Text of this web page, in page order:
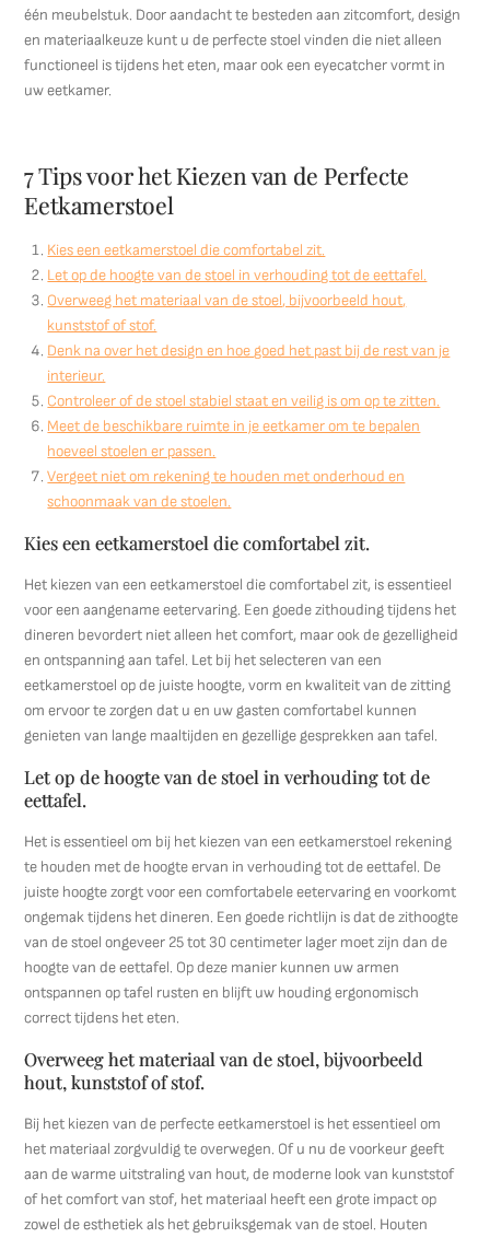
één meubelstuk. Door aandacht te besteden aan zitcomfort, design
en materiaalkeuze kunt u de perfecte stoel vinden die niet alleen
functioneel is tijdens het eten, maar ook een eyecatcher vormt in
uw eetkamer.
7 Tips voor het Kiezen van de Perfecte
Eetkamerstoel
Kies een eetkamerstoel die comfortabel zit.
Let op de hoogte van de stoel in verhouding tot de eettafel.
Overweeg het materiaal van de stoel, bijvoorbeeld hout,
kunststof of stof.
Denk na over het design en hoe goed het past bij de rest van je
interieur.
Controleer of de stoel stabiel staat en veilig is om op te zitten.
Meet de beschikbare ruimte in je eetkamer om te bepalen
hoeveel stoelen er passen.
Vergeet niet om rekening te houden met onderhoud en
schoonmaak van de stoelen.
Kies een eetkamerstoel die comfortabel zit.
Het kiezen van een eetkamerstoel die comfortabel zit, is essentieel
voor een aangename eetervaring. Een goede zithouding tijdens het
dineren bevordert niet alleen het comfort, maar ook de gezelligheid
en ontspanning aan tafel. Let bij het selecteren van een
eetkamerstoel op de juiste hoogte, vorm en kwaliteit van de zitting
om ervoor te zorgen dat u en uw gasten comfortabel kunnen
genieten van lange maaltijden en gezellige gesprekken aan tafel.
Let op de hoogte van de stoel in verhouding tot de
eettafel.
Het is essentieel om bij het kiezen van een eetkamerstoel rekening
te houden met de hoogte ervan in verhouding tot de eettafel. De
juiste hoogte zorgt voor een comfortabele eetervaring en voorkomt
ongemak tijdens het dineren. Een goede richtlijn is dat de zithoogte
van de stoel ongeveer 25 tot 30 centimeter lager moet zijn dan de
hoogte van de eettafel. Op deze manier kunnen uw armen
ontspannen op tafel rusten en blijft uw houding ergonomisch
correct tijdens het eten.
Overweeg het materiaal van de stoel, bijvoorbeeld
hout, kunststof of stof.
Bij het kiezen van de perfecte eetkamerstoel is het essentieel om
het materiaal zorgvuldig te overwegen. Of u nu de voorkeur geeft
aan de warme uitstraling van hout, de moderne look van kunststof
of het comfort van stof, het materiaal heeft een grote impact op
zowel de esthetiek als het gebruiksgemak van de stoel. Houten